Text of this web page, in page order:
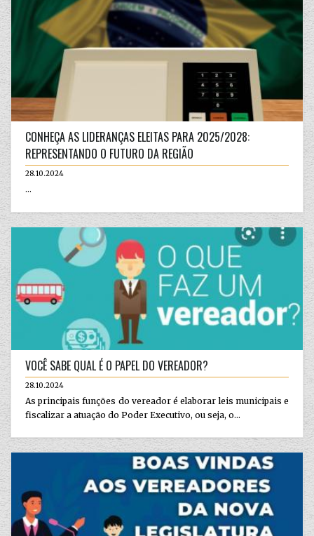
CONHEÇA AS LIDERANÇAS ELEITAS PARA 2025/2028:
REPRESENTANDO O FUTURO DA REGIÃO
28.10.2024
...
VOCÊ SABE QUAL É O PAPEL DO VEREADOR?
28.10.2024
As principais funções do vereador é elaborar leis municipais e
fiscalizar a atuação do Poder Executivo, ou seja, o...